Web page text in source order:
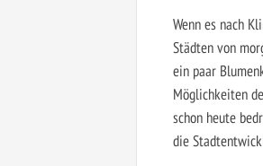
Wenn es nach
Städten von
ein paar
Möglichkeiten
schon heute
die